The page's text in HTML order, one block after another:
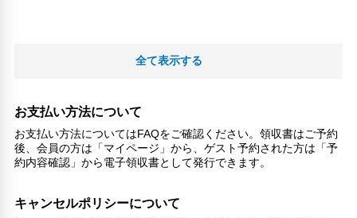
全て表示する
お支払い方法について
お支払い方法についてはFAQをご確認ください。領収書はご予約
後、会員の方は「マイページ」から、ゲスト予約された方は「予
約内容確認」から電子領収書として発行できます。
キャンセルポリシーについて